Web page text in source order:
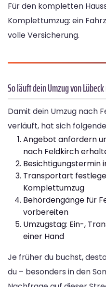
Für den kompletten
Komplettumzug: ein
volle Versicherung.
So läuft dein Umzug von
Damit dein Umzug nach
verläuft, hat sich
Angebot anfordern
nach Feldkirch
Besichtigungstermin
Transportart
Komplettumzug
Behördengänge für
vorbereiten
Umzugstag: Ein-,
einer Hand
Je früher du buchst,
du – besonders in den